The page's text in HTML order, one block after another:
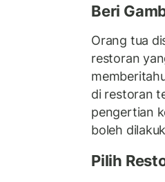
Beri
Orang tua
restoran
di restoran
pengertian
boleh
Pilih